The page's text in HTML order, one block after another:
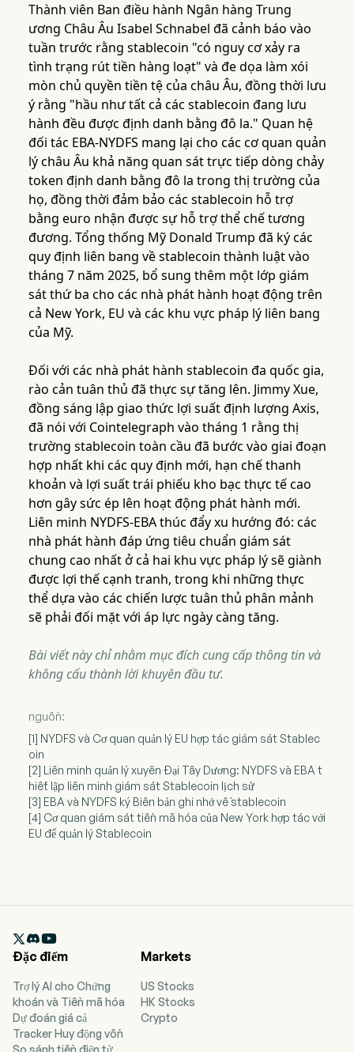
Thành viên Ban điều hành Ngân hàng Trung
ương Châu Âu Isabel Schnabel đã cảnh báo vào
tuần trước rằng stablecoin "có nguy cơ xảy ra
tình trạng rút tiền hàng loạt" và đe dọa làm xói
mòn chủ quyền tiền tệ của châu Âu, đồng thời lưu
ý rằng "hầu như tất cả các stablecoin đang lưu
hành đều được định danh bằng đô la." Quan hệ
đối tác EBA-NYDFS mang lại cho các cơ quan quản
lý châu Âu khả năng quan sát trực tiếp dòng chảy
token định danh bằng đô la trong thị trường của
họ, đồng thời đảm bảo các stablecoin hỗ trợ
bằng euro nhận được sự hỗ trợ thể chế tương
đương. Tổng thống Mỹ Donald Trump đã ký các
quy định liên bang về stablecoin thành luật vào
tháng 7 năm 2025, bổ sung thêm một lớp giám
sát thứ ba cho các nhà phát hành hoạt động trên
cả New York, EU và các khu vực pháp lý liên bang
của Mỹ.
Đối với các nhà phát hành stablecoin đa quốc gia,
rào cản tuân thủ đã thực sự tăng lên. Jimmy Xue,
đồng sáng lập giao thức lợi suất định lượng Axis,
đã nói với Cointelegraph vào tháng 1 rằng thị
trường stablecoin toàn cầu đã bước vào giai đoạn
hợp nhất khi các quy định mới, hạn chế thanh
khoản và lợi suất trái phiếu kho bạc thực tế cao
hơn gây sức ép lên hoạt động phát hành mới.
Liên minh NYDFS-EBA thúc đẩy xu hướng đó: các
nhà phát hành đáp ứng tiêu chuẩn giám sát
chung cao nhất ở cả hai khu vực pháp lý sẽ giành
được lợi thế cạnh tranh, trong khi những thực
thể dựa vào các chiến lược tuân thủ phân mảnh
sẽ phải đối mặt với áp lực ngày càng tăng.
Bài viết này chỉ nhằm mục đích cung cấp thông tin và
không cấu thành lời khuyên đầu tư.
nguồn:
[1] NYDFS và Cơ quan quản lý EU hợp tác giám sát Stablec
oin
[2] Liên minh quản lý xuyên Đại Tây Dương: NYDFS và EBA t
hiết lập liên minh giám sát Stablecoin lịch sử
[3] EBA và NYDFS ký Biên bản ghi nhớ về stablecoin
[4] Cơ quan giám sát tiền mã hóa của New York hợp tác với
EU để quản lý Stablecoin

Đặc điểm
Trợ lý AI cho Chứng
khoán và Tiền mã hóa
Dự đoán giá cả
Tracker Huy động vốn
So sánh tiền điện tử
Markets
US Stocks
HK Stocks
Crypto